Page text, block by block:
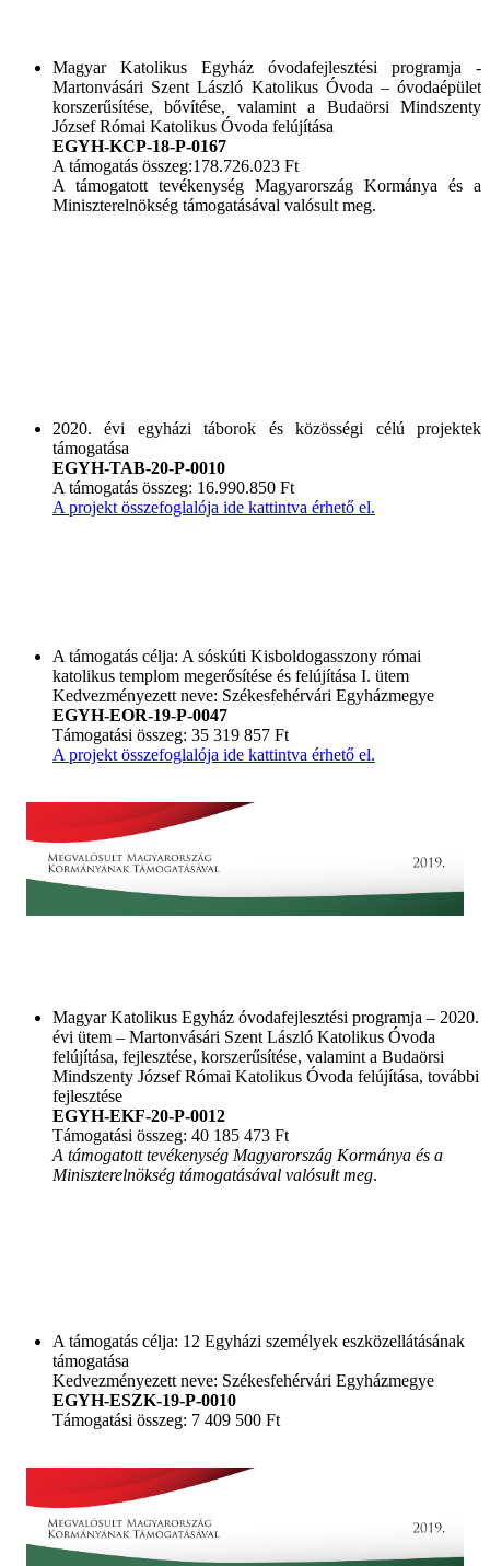
Magyar Katolikus Egyház óvodafejlesztési programja -
Martonvásári Szent László Katolikus Óvoda – óvodaépület
korszerűsítése, bővítése, valamint a Budaörsi Mindszenty
József Római Katolikus Óvoda felújítása
EGYH-KCP-18-P-0167
A támogatás összeg:178.726.023 Ft
A támogatott tevékenység Magyarország Kormánya és a
Miniszterelnökség támogatásával valósult meg.
2020. évi egyházi táborok és közösségi célú projektek
támogatása
EGYH-TAB-20-P-0010
A támogatás összeg: 16.990.850 Ft
A projekt összefoglalója ide kattintva érhető el.
A támogatás célja: A sóskúti Kisboldogasszony római
katolikus templom megerősítése és felújítása I. ütem
Kedvezményezett neve: Székesfehérvári Egyházmegye
EGYH-EOR-19-P-0047
Támogatási összeg: 35 319 857 Ft
A projekt összefoglalója ide kattintva érhető el.
Magyar Katolikus Egyház óvodafejlesztési programja – 2020.
évi ütem – Martonvásári Szent László Katolikus Óvoda
felújítása, fejlesztése, korszerűsítése, valamint a Budaörsi
Mindszenty József Római Katolikus Óvoda felújítása, további
fejlesztése
EGYH-EKF-20-P-0012
Támogatási összeg: 40 185 473 Ft
A támogatott tevékenység Magyarország Kormánya és a
Miniszterelnökség támogatásával valósult meg.
A támogatás célja: 12 Egyházi személyek eszközellátásának
támogatása
Kedvezményezett neve: Székesfehérvári Egyházmegye
EGYH-ESZK-19-P-0010
Támogatási összeg: 7 409 500 Ft